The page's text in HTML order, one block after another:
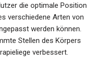
die optimale Position
verschiedene Arten von
werden können.
Stellen des Körpers
verbessert.